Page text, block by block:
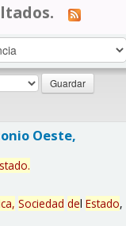
Oeste,
.
Sociedad del Estado,